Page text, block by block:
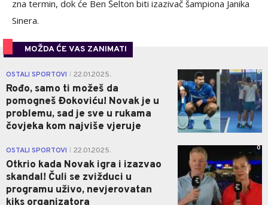
zna termin, dok će Ben Šelton biti izazivač šampiona Janika
Sinera.
MOŽDA ĆE VAS ZANIMATI
OSTALI SPORTOVI 22.01.2025.
Rođo, samo ti možeš da
pomogneš Đokoviću! Novak je u
problemu, sad je sve u rukama
čovjeka kom najviše vjeruje
0
OSTALI SPORTOVI 22.01.2025.
Otkrio kada Novak igra i izazvao
skandal! Čuli se zvižduci u
programu uživo, nevjerovatan
0